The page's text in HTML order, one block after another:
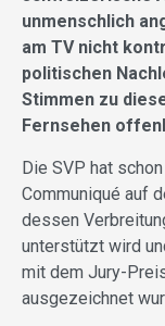
unmenschlich
am TV nicht
politischen
Stimmen zu
Fernsehen
Die SVP hat
Communiqué auf
dessen
unterstützt wird
mit dem Jury-
ausgezeichnet